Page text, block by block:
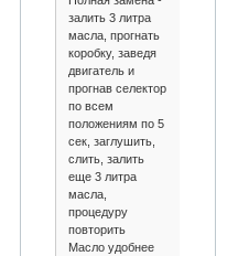
залить 3 литра
масла, прогнать
коробку, заведя
двигатель и
прогнав селектор
по всем
положениям по 5
сек, заглушить,
слить, залить
еще 3 литра
масла,
процедуру
повторить
Масло удобнее